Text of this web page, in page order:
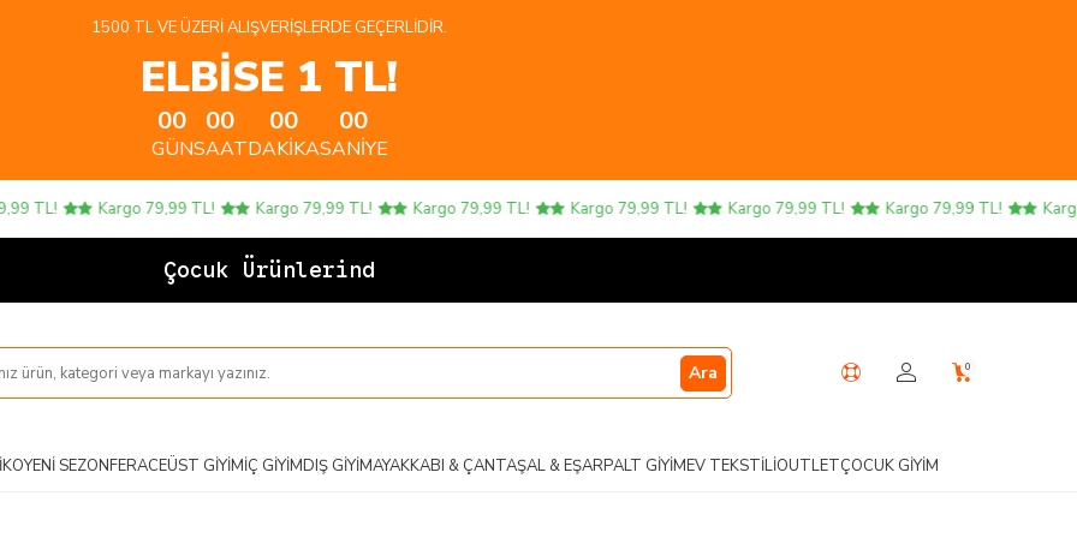
1500 TL VE ÜZERI ALIŞVERIŞLERDE GEÇERLIDIR.
ELBİSE 1 TL!
00
GÜN
00
SAAT
00
DAKIKA
00
SANIYE
TL! Kargo 79,99 TL! Kargo 79,99 TL! Kargo 79,99 TL! Kargo 79,99 TL! Kargo 79,99 TL! Kargo 79,99 TL! Kargo
Çocuk Ürünlerinde 4 A
Ara 0
YENI SEZONFERACEÜST GIYIMİÇ GIYIMDIŞ GIYIMAYAKKABI & ÇANTAŞAL & EŞARPALT GIYIMEV TEKSTILIOUTLETÇOCUK GIYIM